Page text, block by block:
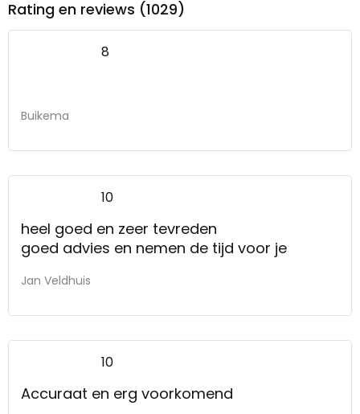
Rating en reviews (1029)
8
Buikema
10
heel goed en zeer tevreden
goed advies en nemen de tijd voor je
Jan Veldhuis
10
Accuraat en erg voorkomend